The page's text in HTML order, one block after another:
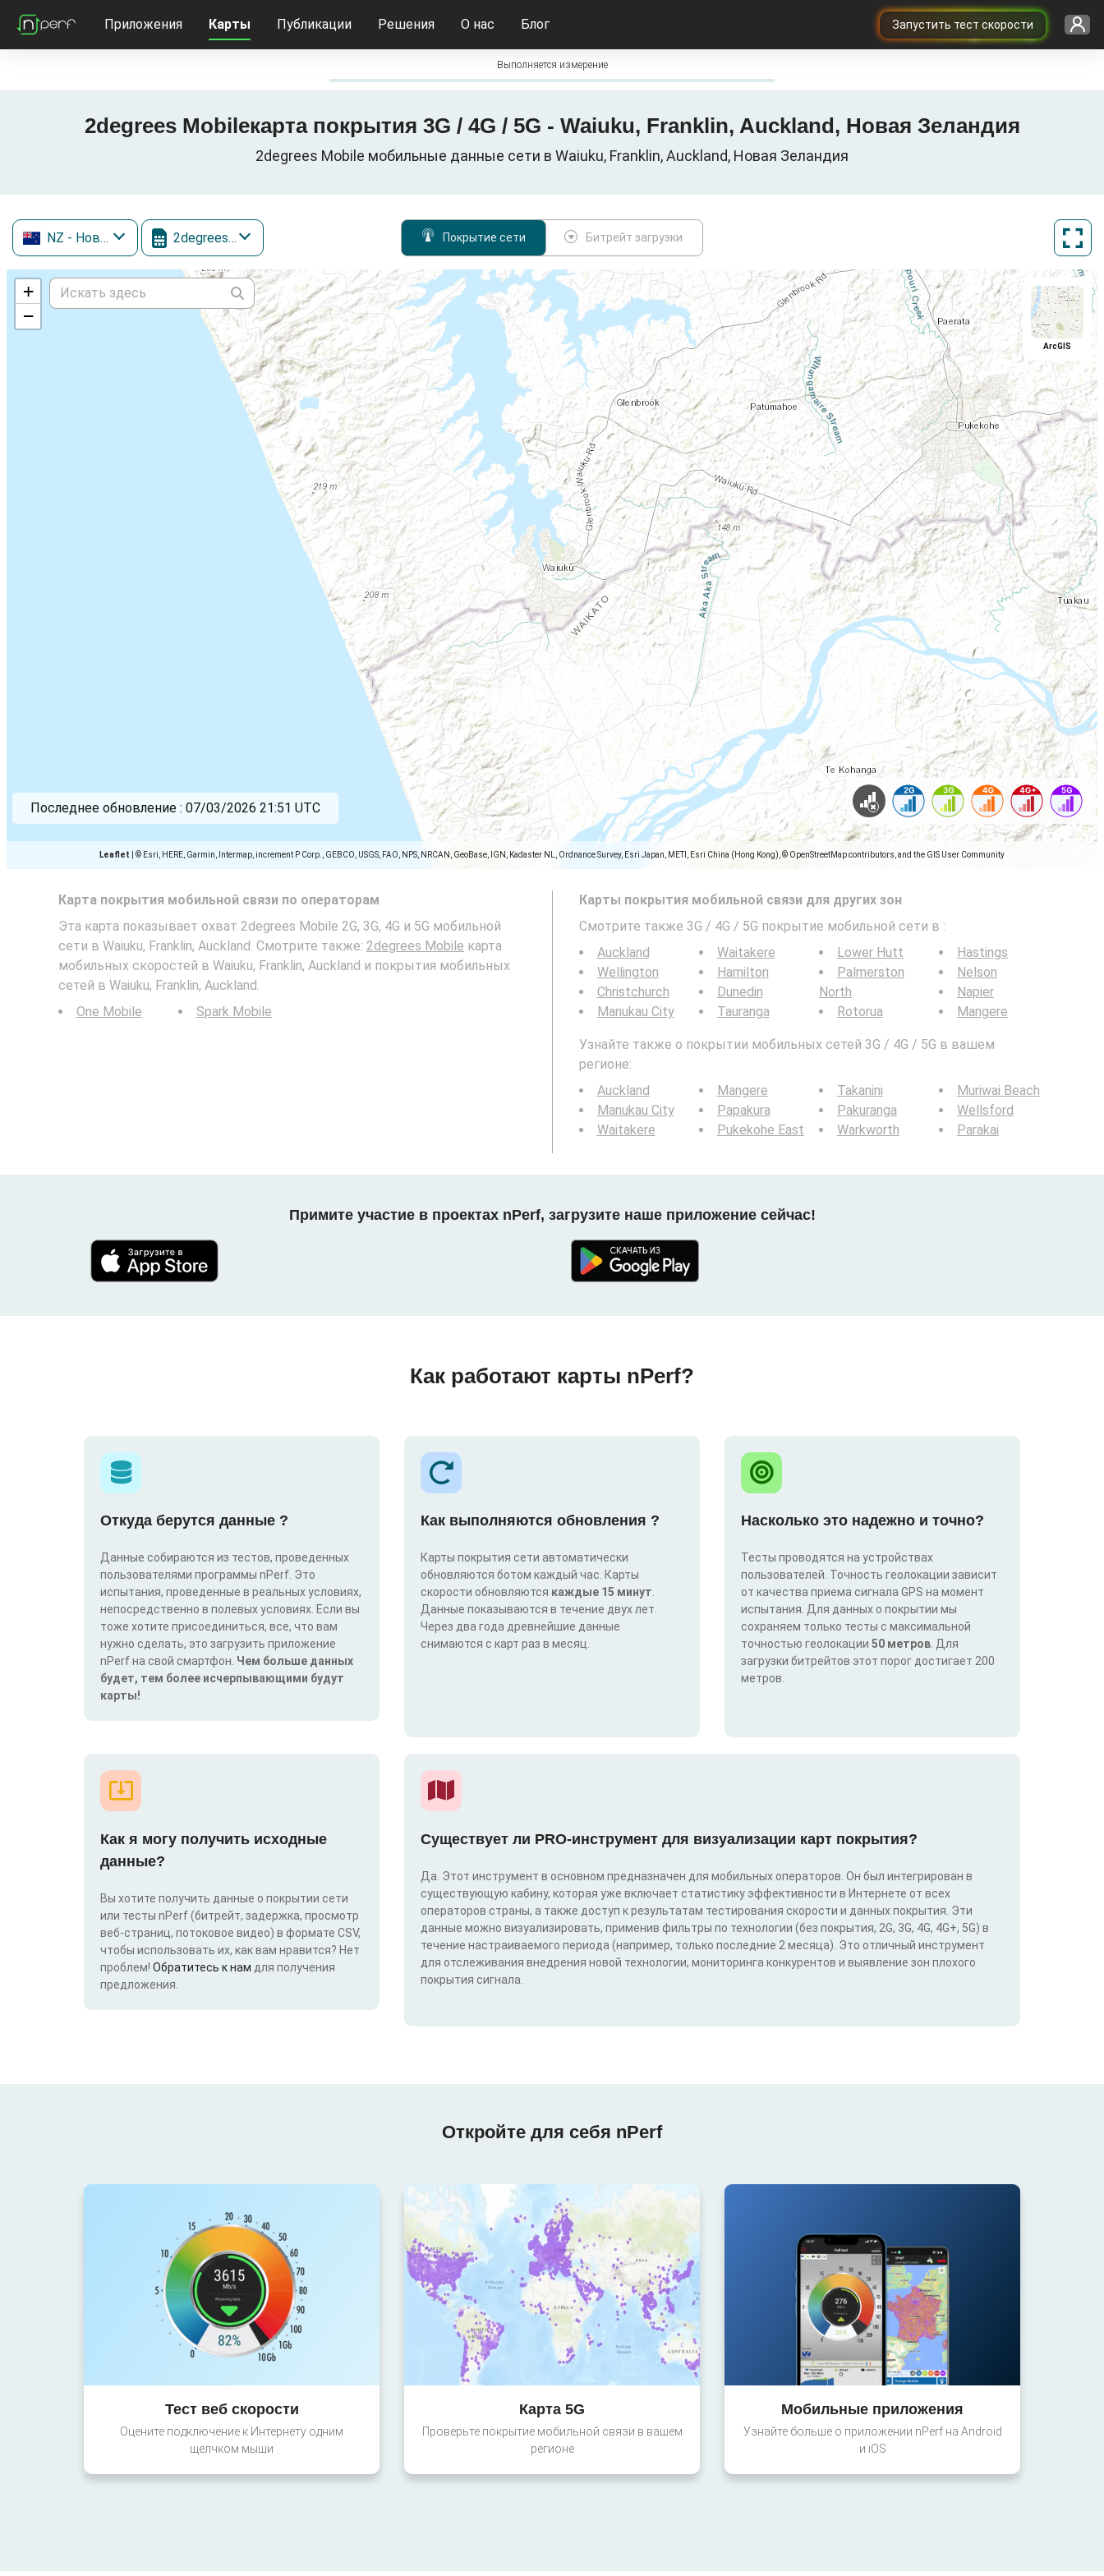
Запустить тест скорости
Приложения Карты Публикации Решения О нас Блог
Выполняется измерение
2degrees Mobileкарта покрытия 3G / 4G / 5G - Waiuku, Franklin, Auckland, Новая Зеландия
2degrees Mobile мобильные данные сети в Waiuku, Franklin, Auckland, Новая Зеландия
NZ - Новая Зеландия 2degrees Mobile Покрытие сети Битрейт загрузки
+
−
Leaflet © Esri, HERE, Garmin, Intermap, increment P Corp., GEBCO, USGS, FAO, NPS, NRCAN, GeoBase, IGN, Kadaster NL, Ordnance Survey, Esri Japan, METI, Esri China (Hong Kong), © OpenStreetMap contributors, and the GIS User Community
ArcGIS
Последнее обновление : 07/03/2026 21:51 UTC
Карта покрытия мобильной связи по операторам
Эта карта показывает охват 2degrees Mobile 2G, 3G, 4G и 5G мобильной
сети в Waiuku, Franklin, Auckland. Смотрите также: 2degrees Mobile карта
мобильных скоростей в Waiuku, Franklin, Auckland и покрытия мобильных
сетей в Waiuku, Franklin, Auckland.
One Mobile
Spark Mobile
Карты покрытия мобильной связи для других зон
Смотрите также 3G / 4G / 5G покрытие мобильной сети в :
Auckland
Wellington
Christchurch
Manukau City
Waitakere
Hamilton
Dunedin
Tauranga
Lower Hutt
Palmerston
North
Rotorua
Hastings
Nelson
Napier
Mangere
Узнайте также о покрытии мобильных сетей 3G / 4G / 5G в вашем
регионе:
Auckland
Manukau City
Waitakere
Mangere
Papakura
Pukekohe East
Takanini
Pakuranga
Warkworth
Muriwai Beach
Wellsford
Parakai
Примите участие в проектах nPerf, загрузите наше приложение сейчас!
Как работают карты nPerf?
Откуда берутся данные ?
Данные собираются из тестов, проведенных
пользователями программы nPerf. Это
испытания, проведенные в реальных условиях,
непосредственно в полевых условиях. Если вы
тоже хотите присоединиться, все, что вам
нужно сделать, это загрузить приложение
nPerf на свой смартфон. Чем больше данных
будет, тем более исчерпывающими будут
карты!
Как выполняются обновления ?
Карты покрытия сети автоматически
обновляются ботом каждый час. Карты
скорости обновляются каждые 15 минут
Данные показываются в течение двух лет.
Через два года древнейшие данные
снимаются с карт раз в месяц.
Насколько это надежно и точно?
Тесты проводятся на устройствах
пользователей. Точность геолокации зависит
от качества приема сигнала GPS на момент
испытания. Для данных о покрытии мы
сохраняем только тесты с максимальной
точностью геолокации 50 метров . Для
загрузки битрейтов этот порог достигает 200
метров.
Как я могу получить исходные
данные?
Вы хотите получить данные о покрытии сети
или тесты nPerf (битрейт, задержка, просмотр
веб-страниц, потоковое видео) в формате CSV,
чтобы использовать их, как вам нравится? Нет
проблем! Обратитесь к нам для получения
предложения.
Существует ли PRO-инструмент для визуализации карт покрытия?
Да. Этот инструмент в основном предназначен для мобильных операторов. Он был интегрирован в
существующую кабину, которая уже включает статистику эффективности в Интернете от всех
операторов страны, а также доступ к результатам тестирования скорости и данных покрытия. Эти
данные можно визуализировать, применив фильтры по технологии (без покрытия, 2G, 3G, 4G, 4G+, 5G) в
течение настраиваемого периода (например, только последние 2 месяца). Это отличный инструмент
для отслеживания внедрения новой технологии, мониторинга конкурентов и выявление зон плохого
покрытия сигнала.
Откройте для себя nPerf
Тест веб скорости
Оцените подключение к Интернету одним
щелчком мыши
Карта 5G
Проверьте покрытие мобильной связи в вашем
регионе
Мобильные приложения
Узнайте больше о приложении nPerf на Android
и iOS